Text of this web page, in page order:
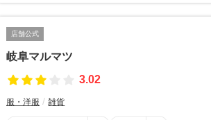
店舗公式
岐阜マルマツ
3.02
服・洋服 雑貨